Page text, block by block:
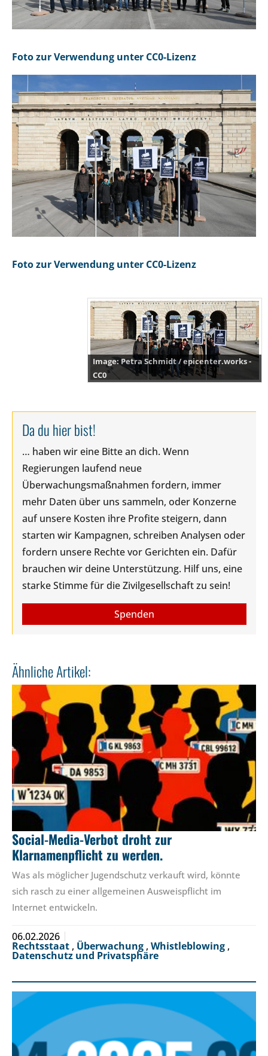
Foto zur Verwendung unter CC0-Lizenz
Foto zur Verwendung unter CC0-Lizenz
Petra Schmidt / epicenter.works -
CC0
Da du hier bist!
… haben wir eine Bitte an dich. Wenn
Regierungen laufend neue
Überwachungsmaßnahmen fordern, immer
mehr Daten über uns sammeln, oder Konzerne
auf unsere Kosten ihre Profite steigern, dann
starten wir Kampagnen, schreiben Analysen oder
fordern unsere Rechte vor Gerichten ein. Dafür
brauchen wir deine Unterstützung. Hilf uns, eine
starke Stimme für die Zivilgesellschaft zu sein!
Spenden
Ähnliche Artikel:
Social-Media-Verbot droht zur
Klarnamenpflicht zu werden.
Was als möglicher Jugendschutz verkauft wird, könnte
sich rasch zu einer allgemeinen Ausweispflicht im
Internet entwickeln.
06.02.2026
Rechtsstaat , Überwachung , Whistleblowing ,
Datenschutz und Privatsphäre